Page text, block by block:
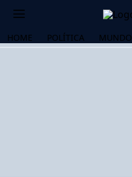
HOME POLÍTICA MUNDO